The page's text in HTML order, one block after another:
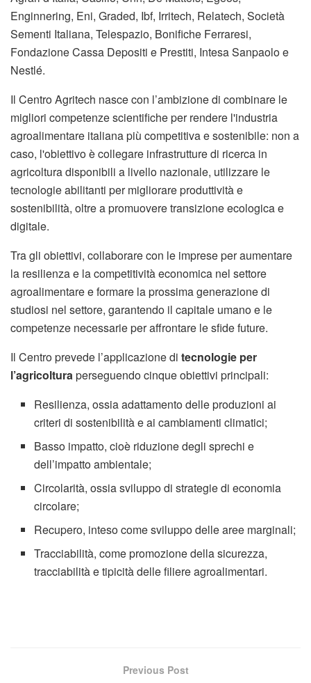
Enginnering, Eni, Graded, Ibf, Irritech, Relatech, Società
Sementi Italiana, Telespazio, Bonifiche Ferraresi,
Fondazione Cassa Depositi e Prestiti, Intesa Sanpaolo e
Nestlé.
Il Centro Agritech nasce con l’ambizione di combinare le
migliori competenze scientifiche per rendere l'industria
agroalimentare italiana più competitiva e sostenibile: non a
caso, l'obiettivo è collegare infrastrutture di ricerca in
agricoltura disponibili a livello nazionale, utilizzare le
tecnologie abilitanti per migliorare produttività e
sostenibilità, oltre a promuovere transizione ecologica e
digitale.
Tra gli obiettivi, collaborare con le imprese per aumentare
la resilienza e la competitività economica nel settore
agroalimentare e formare la prossima generazione di
studiosi nel settore, garantendo il capitale umano e le
competenze necessarie per affrontare le sfide future.
Il Centro prevede l’applicazione di tecnologie per
l’agricolturaperseguendo cinque obiettivi principali:
Resilienza, ossia adattamento delle produzioni ai
criteri di sostenibilità e ai cambiamenti climatici;
Basso impatto, cioè riduzione degli sprechi e
dell’impatto ambientale;
Circolarità, ossia sviluppo di strategie di economia
circolare;
Recupero, inteso come sviluppo delle aree marginali;
Tracciabilità, come promozione della sicurezza,
tracciabilità e tipicità delle filiere agroalimentari.
Previous Post